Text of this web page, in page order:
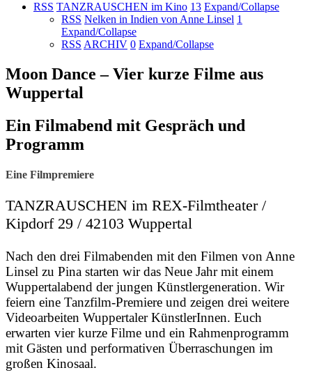
RSS TANZRAUSCHEN im Kino 13 Expand/Collapse
RSS Nelken in Indien von Anne Linsel 1
Expand/Collapse
RSS ARCHIV 0 Expand/Collapse
Moon Dance – Vier kurze Filme aus
Wuppertal
Ein Filmabend mit Gespräch und
Programm
Eine Filmpremiere
TANZRAUSCHEN im REX-Filmtheater /
Kipdorf 29 / 42103 Wuppertal
Nach den drei Filmabenden mit den Filmen von Anne
Linsel zu Pina starten wir das Neue Jahr mit einem
Wuppertalabend der jungen Künstlergeneration. Wir
feiern eine Tanzfilm-Premiere und zeigen drei weitere
Videoarbeiten Wuppertaler KünstlerInnen. Euch
erwarten vier kurze Filme und ein Rahmenprogramm
mit Gästen und performativen Überraschungen im
großen Kinosaal.